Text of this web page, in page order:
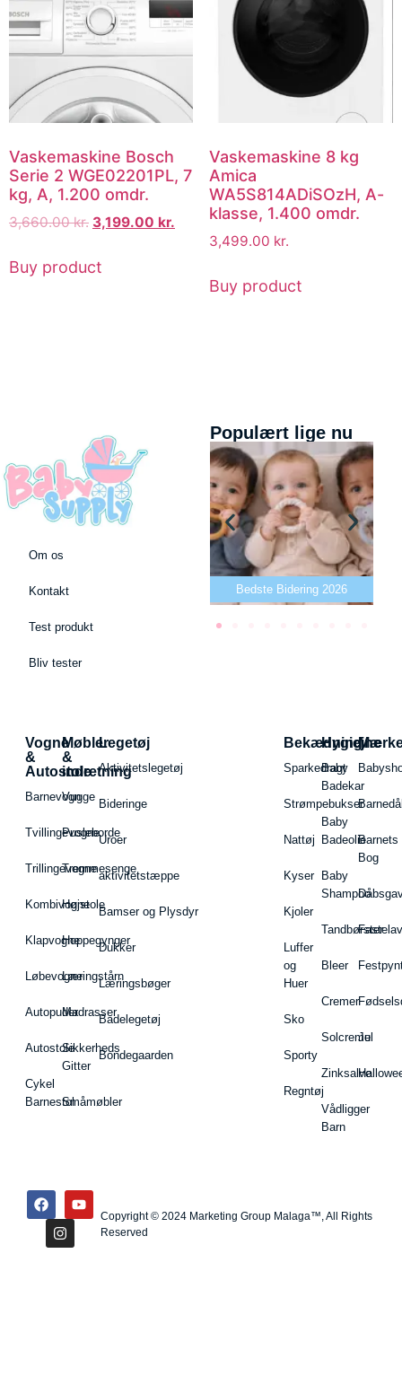
Vaskemaskine Bosch
Serie 2 WGE02201PL, 7
kg, A, 1.200 omdr.
3,660.00kr. 3,199.00 kr.
Buy product
Vaskemaskine 8 kg
Amica
WA5S814ADiSOzH, A-
klasse, 1.400 omdr.
3,499.00 kr.
Buy product
Om os
Kontakt
Test produkt
Bliv tester
Populært lige nu
Bedste puslepude 2026 Bedste Bidering 2026
Vogne
&
Autostole
Barnevogn
Tvillingevogne
Trillingevogne
Kombivogne
Klapvogne
Løbevogne
Autopuder
Autostole
Cykel
Barnestol
Møbler
&
indretning
Vugge
Pusleborde
Tremmesenge
Højstole
Hoppegynger
Læringstårn
Madrasser
Sikkerheds
Gitter
Småmøbler
Legetøj
Aktivitetslegetøj
Bideringe
Uroer
aktivitetstæppe
Bamser og Plysdyr
Dukker
Læringsbøger
Badelegetøj
Bondegaarden
Bekædning
Sparkedragt
Strømpebukser
Nattøj
Kyser
Kjoler
Luffer
og
Huer
Sko
Sporty
Regntøj
Hygiejne
Baby
Badekar
Baby
Badeolie
Baby
Shampoo
Tandbørster
Bleer
Cremer
Solcreme
Zinksalve
Vådligger
Barn
Barnets
Bog
Jul
Copyright © 2024 Marketing Group Malaga™, All Rights
Reserved